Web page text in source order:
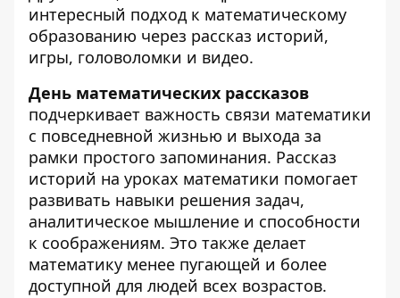
интересный подход к математическому
образованию через рассказ историй,
игры, головоломки и видео.
День математических рассказов
подчеркивает важность связи математики
с повседневной жизнью и выхода за
рамки простого запоминания. Рассказ
историй на уроках математики помогает
развивать навыки решения задач,
аналитическое мышление и способности
к соображениям. Это также делает
математику менее пугающей и более
доступной для людей всех возрастов.